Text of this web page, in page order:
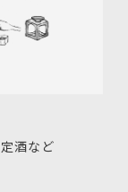
定酒など